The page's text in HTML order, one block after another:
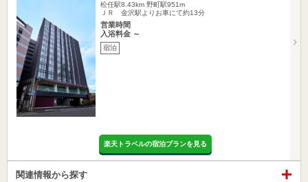
松任駅8.43km 野町駅951m
ＪＲ 金沢駅よりお車にて約13分
営業時間
入浴料金 ～
宿泊
楽天トラベルの宿泊プランを見る
関連情報から探す